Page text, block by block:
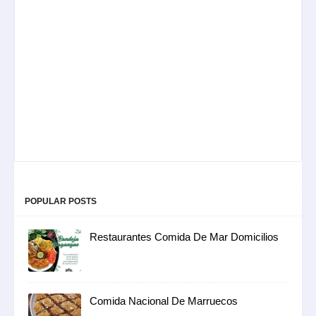
POPULAR POSTS
Restaurantes Comida De Mar Domicilios
Comida Nacional De Marruecos